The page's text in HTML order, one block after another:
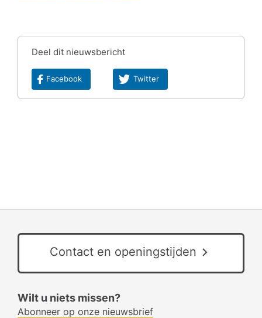
Deel dit nieuwsbericht
Facebook Twitter
Contact en openingstijden
Wilt u niets missen?
Abonneer op onze nieuwsbrief